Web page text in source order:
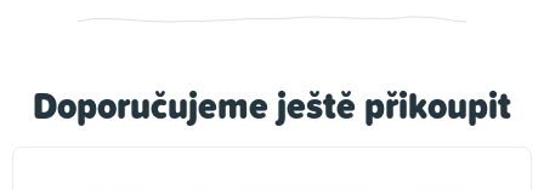
Doporučujeme ještě přikoupit